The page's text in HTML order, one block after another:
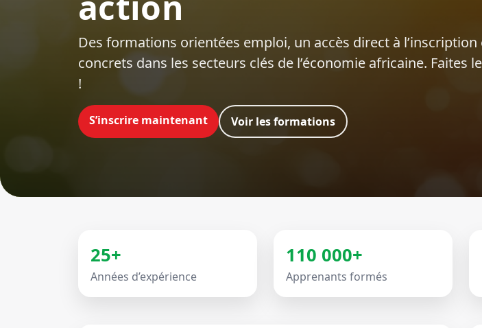
Des formations orientées emploi‍, un accès direct à
concrets dans les secteurs clés de l’économie africaine. Faites
!
S’inscrire maintenant Voir les formations
25+
Années d’expérience
110 000+
Apprenants formés